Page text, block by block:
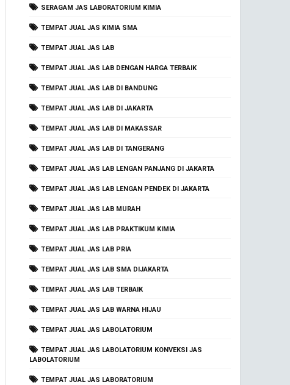
SERAGAM JAS LABORATORIUM KIMIA
TEMPAT JUAL JAS KIMIA SMA
TEMPAT JUAL JAS LAB
TEMPAT JUAL JAS LAB DENGAN HARGA TERBAIK
TEMPAT JUAL JAS LAB DI BANDUNG
TEMPAT JUAL JAS LAB DI JAKARTA
TEMPAT JUAL JAS LAB DI MAKASSAR
TEMPAT JUAL JAS LAB DI TANGERANG
TEMPAT JUAL JAS LAB LENGAN PANJANG DI JAKARTA
TEMPAT JUAL JAS LAB LENGAN PENDEK DI JAKARTA
TEMPAT JUAL JAS LAB MURAH
TEMPAT JUAL JAS LAB PRAKTIKUM KIMIA
TEMPAT JUAL JAS LAB PRIA
TEMPAT JUAL JAS LAB SMA DIJAKARTA
TEMPAT JUAL JAS LAB TERBAIK
TEMPAT JUAL JAS LAB WARNA HIJAU
TEMPAT JUAL JAS LABOLATORIUM
TEMPAT JUAL JAS LABOLATORIUM KONVEKSI JAS
LABOLATORIUM
TEMPAT JUAL JAS LABORATORIUM